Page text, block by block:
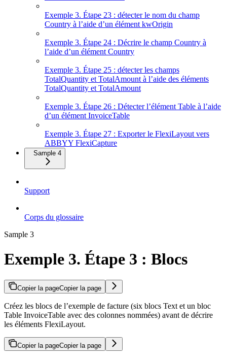
Exemple 3. Étape 23 : détecter le nom du champ
Country à l’aide d’un élément kwOrigin
Exemple 3. Étape 24 : Décrire le champ Country à
l’aide d’un élément Country
Exemple 3. Étape 25 : détecter les champs
TotalQuantity et TotalAmount à l’aide des éléments
TotalQuantity et TotalAmount
Exemple 3. Étape 26 : Détecter l’élément Table à l’aide
d’un élément InvoiceTable
Exemple 3. Étape 27 : Exporter le FlexiLayout vers
ABBYY FlexiCapture
Sample 4
Support
Corps du glossaire
Sample 3
Exemple 3. Étape 3 : Blocs
Copier la pageCopier la page
Créez les blocs de l’exemple de facture (six blocs Text et un bloc
Table InvoiceTable avec des colonnes nommées) avant de décrire
les éléments FlexiLayout.
Copier la pageCopier la page